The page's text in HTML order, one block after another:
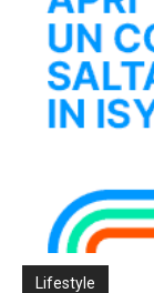
Lifestyle